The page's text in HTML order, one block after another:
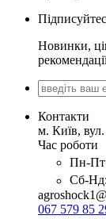
Новинки,
Контакти
м. Київ,
Час роботи
Пн-
Сб-Нд:
067 579 85